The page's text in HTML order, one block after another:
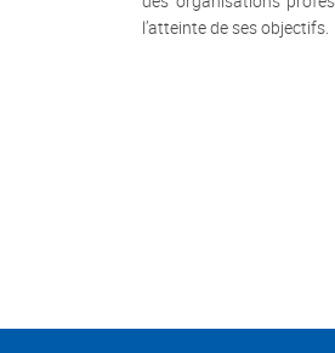
l’atteinte de ses objectifs.